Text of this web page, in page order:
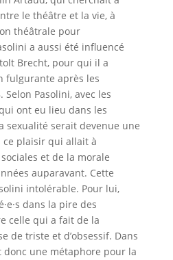
le théâtre et la vie, à
théâtrale pour
a aussi été influencé
Brecht, pour qui il a
fulgurante après les
Pasolini, avec les
ont eu lieu dans les
sexualité serait devenue une
ce plaisir qui allait à
et de la morale
auparavant. Cette
intolérable. Pour lui,
dans la pire des
celle qui a fait de la
de triste et d’obsessif. Dans
donc une métaphore pour la